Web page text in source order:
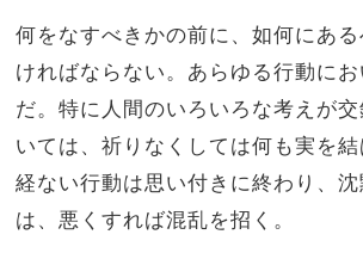
何をなすべきかの前に、如何にあ
ければならない。あらゆる行動に
だ。特に人間のいろいろな考えが
いては、祈りなくしては何も実を
経ない行動は思い付きに終わり、
は、悪くすれば混乱を招く。